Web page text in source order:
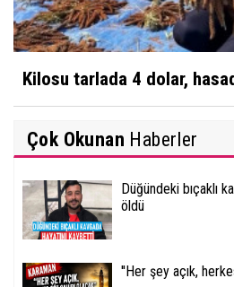
Kilosu tarlada 4 dolar,
Çok Okunan Haberler
Düğündeki bıçaklı
öldü
''Her şey açık,